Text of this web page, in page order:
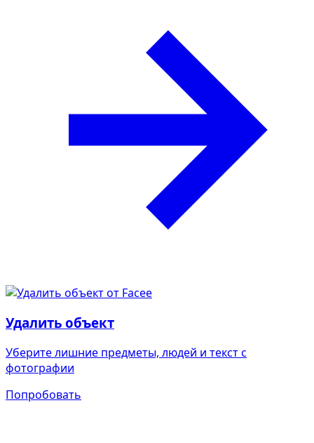
Удалить объект
Уберите лишние предметы, людей и текст с
фотографии
Попробовать